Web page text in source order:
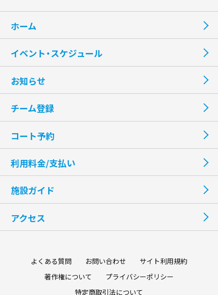
ホーム
よくある質問 お問い合わせ
サイト利用規約
著作権について
プライバシーポリシー
特定商取引法について
イベント・スケジュール
お知らせ
チーム登録
コート予約
利用料金/支払い
施設ガイド
アクセス